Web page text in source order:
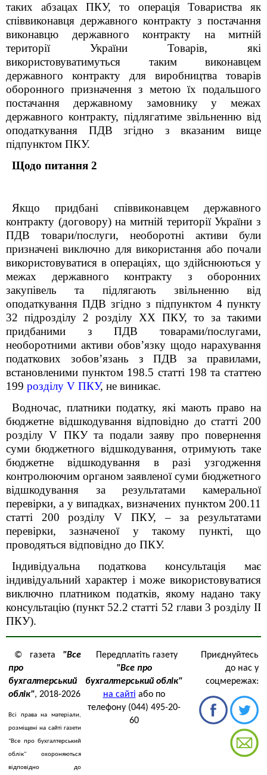
таких абзацах ПКУ, то операція Товариства як
співвиконавця державного контракту з постачання
виконавцю державного контракту на митній
території України Товарів, які
використовуватимуться таким виконавцем
державного контракту для виробництва товарів
оборонного призначення з метою їх подальшого
постачання державному замовнику у межах
державного контракту, підлягатиме звільненню від
оподаткування ПДВ згідно з вказаним вище
підпунктом ПКУ.
Щодо питання 2
Якщо придбані співвиконавцем державного
контракту (договору) на митній території України з
ПДВ товари/послуги, необоротні активи були
призначені виключно для використання або почали
використовуватися в операціях, що здійснюються у
межах державного контракту з оборонних
закупівель та підлягають звільненню від
оподаткування ПДВ згідно з підпунктом 4 пункту
32 підрозділу 2 розділу XX ПКУ, то за такими
придбаними з ПДВ товарами/послугами,
необоротними активи обов’язку щодо нарахування
податкових зобов’язань з ПДВ за правилами,
встановленими пунктом 198.5 статті 198 та статтею
199 розділу V ПКУ, не виникає.
Водночас, платники податку, які мають право на
бюджетне відшкодування відповідно до статті 200
розділу V ПКУ та подали заяву про повернення
суми бюджетного відшкодування, отримують таке
бюджетне відшкодування в разі узгодження
контролюючим органом заявленої суми бюджетного
відшкодування за результатами камеральної
перевірки, а у випадках, визначених пунктом 200.11
статті 200 розділу V ПКУ, – за результатами
перевірки, зазначеної у такому пункті, що
проводяться відповідно до ПКУ.
Індивідуальна податкова консультація має
індивідуальний характер і може використовуватися
виключно платником податків, якому надано таку
консультацію (пункт 52.2 статті 52 глави 3 розділу ІІ
ПКУ).
© газета "Все
про
бухгалтерський
облік", 2018-2026
Всі права на матеріали,
розміщені на сайті газети
"Все про бухгалтерський
облік" охороняються
відповідно до
Передплатіть газету
"Все про
бухгалтерський облік"
на сайті або по
телефону (044) 495-20-
60
Приєднуйтесь
до нас у
соцмережах: